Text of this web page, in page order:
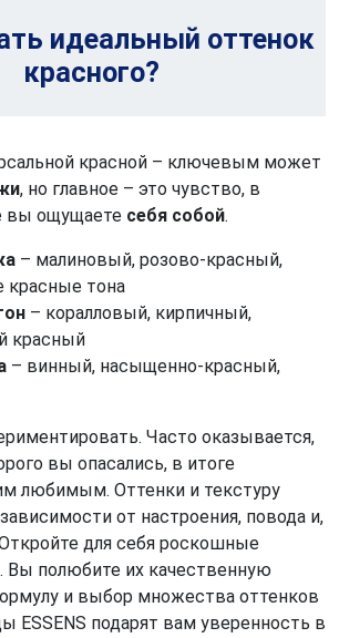
идеальный оттенок
красного?
красной – ключевым может
, но главное – это чувство, в
вы ощущаете себя собой.
– малиновый, розово-красный,
красные тона
– коралловый, кирпичный,
красный
– винный, насыщенно-красный,
Часто оказывается,
вы опасались, в итоге
любимым. Оттенки и текстуру
от настроения, повода и,
для себя роскошные
. Вы полюбите их качественную
и выбор множества оттенков
ESSENS подарят вам уверенность в